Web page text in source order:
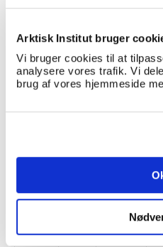
Arktisk Institut bruger
Vi bruger cookies til at
analysere vores trafik. Vi
brug af vores hjemmeside
Klausuler:
Henvisninger
Relaterede
fonde:
Emneord:
ARKIVFONDEN
nr.
nr.
Enheds
nr.